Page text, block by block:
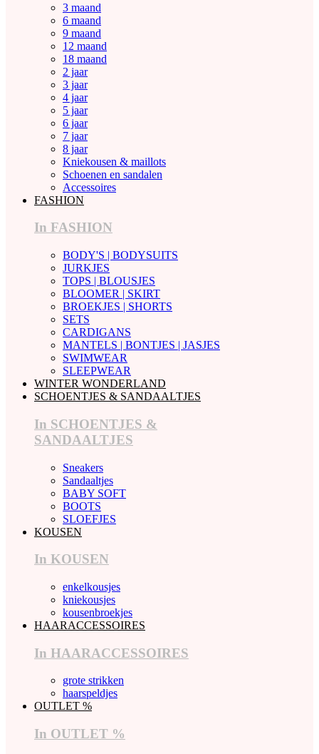
3 maand
6 maand
9 maand
12 maand
18 maand
2 jaar
3 jaar
4 jaar
5 jaar
6 jaar
7 jaar
8 jaar
Kniekousen & maillots
Schoenen en sandalen
Accessoires
FASHION
In FASHION
BODY'S | BODYSUITS
JURKJES
TOPS | BLOUSJES
BLOOMER | SKIRT
BROEKJES | SHORTS
SETS
CARDIGANS
MANTELS | BONTJES | JASJES
SWIMWEAR
SLEEPWEAR
WINTER WONDERLAND
SCHOENTJES & SANDAALTJES
In SCHOENTJES &
SANDAALTJES
Sneakers
Sandaaltjes
BABY SOFT
BOOTS
SLOEFJES
KOUSEN
In KOUSEN
enkelkousjes
kniekousjes
kousenbroekjes
HAARACCESSOIRES
In HAARACCESSOIRES
grote strikken
haarspeldjes
OUTLET %
In OUTLET %